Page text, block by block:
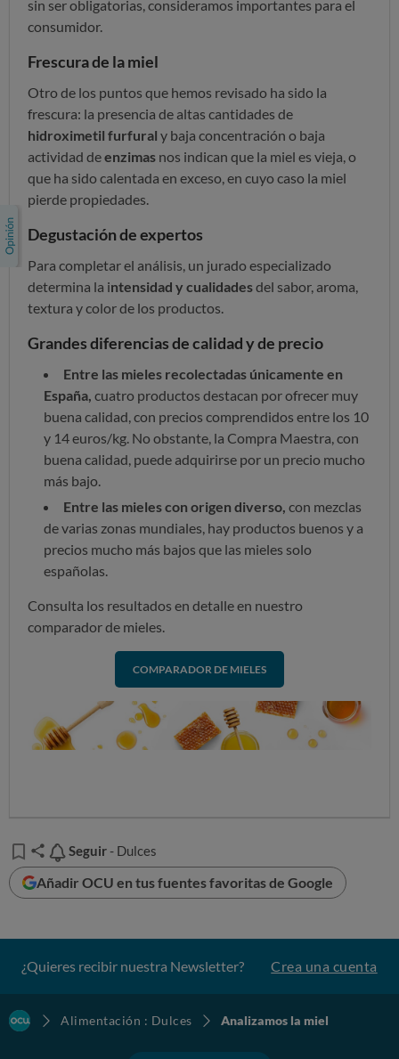
sin ser obligatorias, consideramos importantes para el
consumidor.
Frescura de la miel
Otro de los puntos que hemos revisado ha sido la
frescura: la presencia de altas cantidades de
hidroximetil furfural y baja concentración o baja
actividad deenzimas nos indican que la miel es vieja, o
que ha sido calentada en exceso, en cuyo caso la miel
pierde propiedades.
Degustación de expertos
Para completar el análisis, un jurado especializado
determina la intensidad y cualidadesdel sabor, aroma,
textura y color de los productos.
Grandes diferencias de calidad y de precio
Entre las mieles recolectadas únicamente en
España, cuatro productos destacan por ofrecer muy
buena calidad, con precios comprendidos entre los 10
y 14 euros/kg. No obstante, la Compra Maestra, con
buena calidad, puede adquirirse por un precio mucho
más bajo.
Entre las mieles con origen diverso, con mezclas
de varias zonas mundiales, hay productos buenos y a
precios mucho más bajos que las mieles solo
españolas.
Consulta los resultados en detalle en nuestro
comparador de mieles.
COMPARADOR DE MIELES
Seguir
Seguir - Dulces
Añadir OCU en tus fuentes favoritas de Google
¿Quieres recibir nuestra Newsletter? Crea una cuenta
Alimentación : Dulces Analizamos la miel